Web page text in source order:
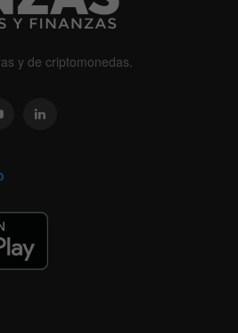
y de criptomonedas.